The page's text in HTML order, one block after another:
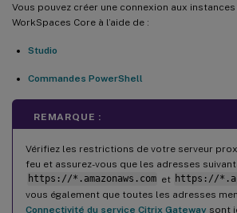
Vous pouvez créer une connexion aux
WorkSpaces Core à l’aide de :
Studio
Commandes PowerShell
REMARQUE :
Vérifiez les restrictions de votre serveur
feu et assurez-vous que les adresses
https://*.amazonaws.com et https://
vous également que toutes les adresses
Connectivité du service Citrix Gateway sont